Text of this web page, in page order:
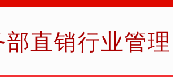
直销行业管理